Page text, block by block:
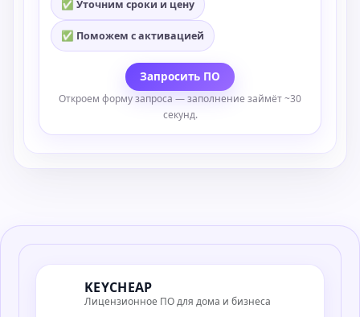
✅ Уточним сроки и цену
✅ Поможем с активацией
Запросить ПО
Откроем форму запроса — заполнение займёт ~30
секунд.
KEYCHEAP
Лицензионное ПО для дома и бизнеса